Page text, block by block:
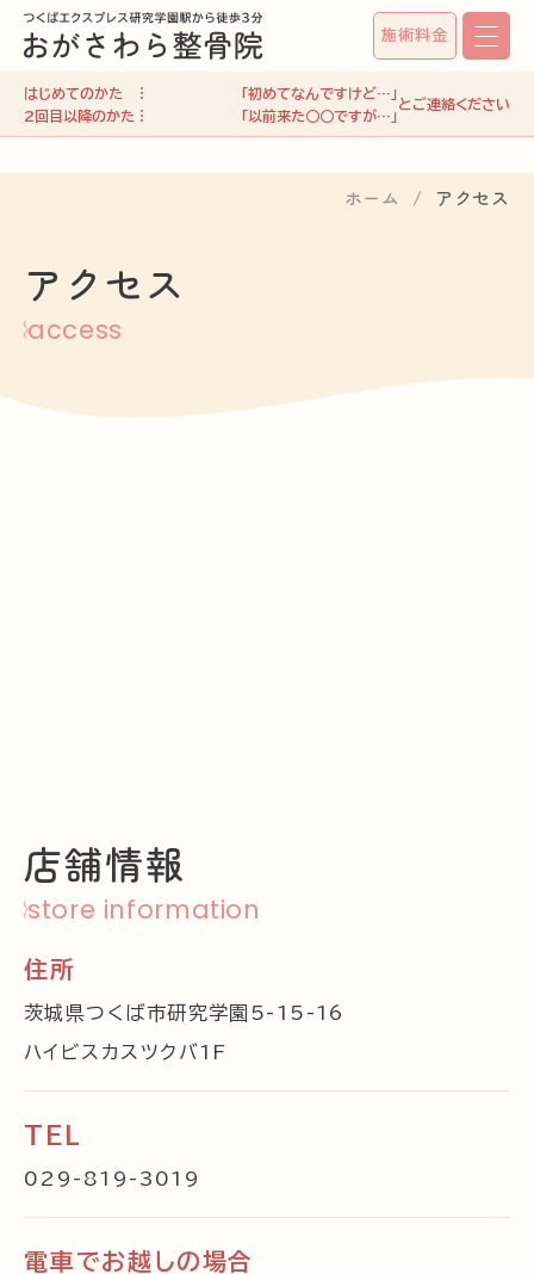
施術料金
はじめてのかた
「初めてなんですけど…」
2回目以降のかた
「以前来た○○ですが…」
アクセス
access
ホーム アクセス
店舗情報
store information
住所
茨城県つくば市研究学園5-15-16
ハイビスカスツクバ1F
TEL
029-819-3019
電車でお越しの場合